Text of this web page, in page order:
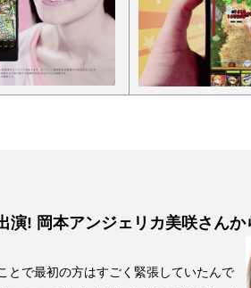
演! 岡本アンジェリカ美咲さんか
とで最初の方はすごく緊張していたんで